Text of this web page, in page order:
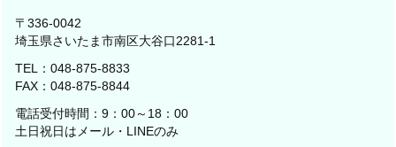
〒336-0042
埼玉県さいたま市南区大谷口2281-1
TEL：048-875-8833
FAX：048-875-8844
電話受付時間：9：00～18：00
土日祝日はメール・LINEのみ